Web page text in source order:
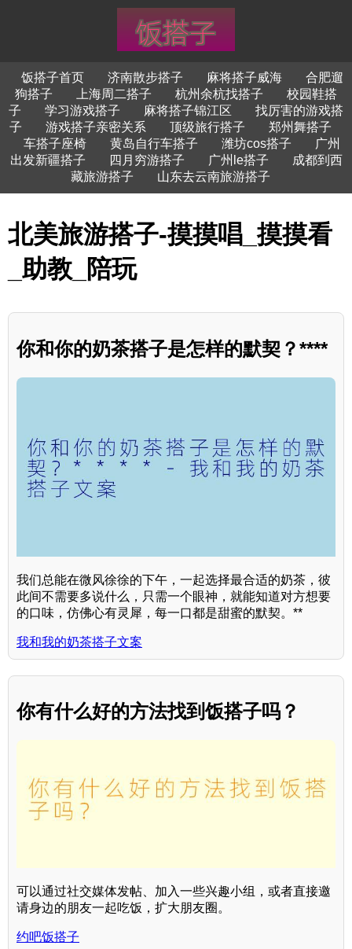
饭搭子首页 济南散步搭子 麻将搭子威海
合肥遛
狗搭子
上海周二搭子 杭州余杭找搭子
校园鞋搭
子
学习游戏搭子 麻将搭子锦江区
找厉害的游戏搭
子
游戏搭子亲密关系 顶级旅行搭子
郑州舞搭子
车搭子座椅
黄岛自行车搭子 潍坊cos搭子
广州
出发新疆搭子
四月穷游搭子 广州le搭子
成都到西
藏旅游搭子
山东去云南旅游搭子
北美旅游搭子-摸摸唱_摸摸看
_助教_陪玩
你和你的奶茶搭子是怎样的默契？****
我们总能在微风徐徐的下午，一起选择最合适的奶茶，彼
此间不需要多说什么，只需一个眼神，就能知道对方想要
的口味，仿佛心有灵犀，每一口都是甜蜜的默契。**
我和我的奶茶搭子文案
你有什么好的方法找到饭搭子吗？
可以通过社交媒体发帖、加入一些兴趣小组，或者直接邀
请身边的朋友一起吃饭，扩大朋友圈。
约吧饭搭子